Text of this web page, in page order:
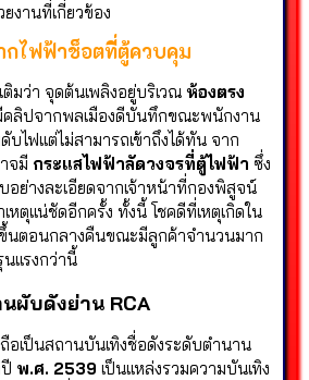
งานที่เกี่ยวข้อง
กไฟฟ้าช็อตที่ตู้ควบคุม
ติมว่า จุดต้นเพลิงอยู่บริเวณ ห้องตรง
คลิปจากพลเมืองดีบันทึกขณะพนักงาน
บไฟแต่ไม่สามารถเข้าถึงได้ทัน จาก
จมี กระแสไฟฟ้าลัดวงจรที่ตู้ไฟฟ้า ซึ่ง
อย่างละเอียดจากเจ้าหน้าที่กองพิสูจน์
หตุแน่ชัดอีกครั้ง ทั้งนี้ โชคดีที่เหตุเกิดใน
นตอนกลางคืนขณะมีลูกค้าจำนวนมาก
แรงกว่านี้
ผับดังย่าน RCA
อเป็นสถานบันเทิงชื่อดังระดับตำนาน
พ.ศ. 2539 เป็นแหล่งรวมความบันเทิง